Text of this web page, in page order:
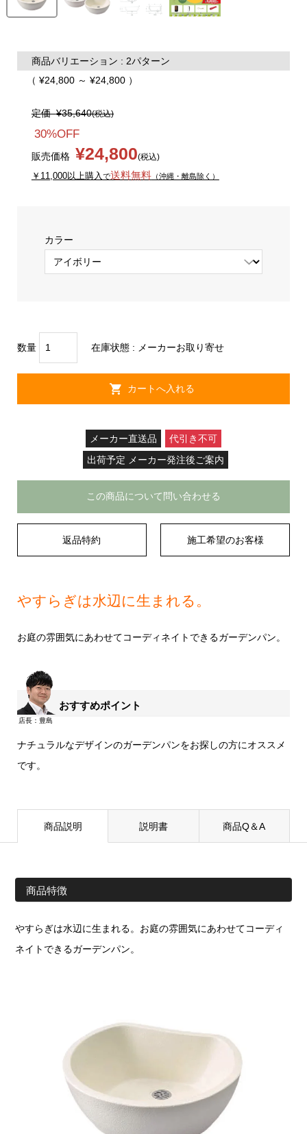
商品バリエーション : 2パターン
（ ¥24,800 ～ ¥24,800 ）
定価¥35,640(税込)
30%OFF
販売価格 ¥24,800(税込)
￥11,000以上購入 で送料無料（沖縄・離島除く）
カラー
数量 在庫状態 : メーカーお取り寄せ
メーカー直送品
代引き不可
出荷予定 メーカー発注後ご案内
この商品について問い合わせる
返品特約 施工希望のお客様
やすらぎは水辺に生まれる。
お庭の雰囲気にあわせてコーディネイトできるガーデンパン。
おすすめポイント
ナチュラルなデザインのガーデンパンをお探しの方にオススメ
です。
商品説明 説明書 商品Q＆A
商品特徴
やすらぎは水辺に生まれる。お庭の雰囲気にあわせてコーディ
ネイトできるガーデンパン。